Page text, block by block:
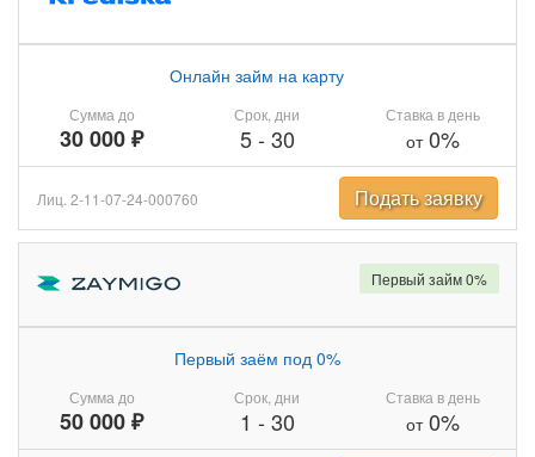
Сумма до
30 000 ₽
Онлайн займ на карту
Срок, дни
5- 30
Ставка в день
от0%
Лиц. 2-11-07-24-000760 Подать заявку
Сумма до
50 000 ₽
Первый заём под 0%
Срок, дни
1 - 30
Ставка в день
от0%
Первый займ 0%